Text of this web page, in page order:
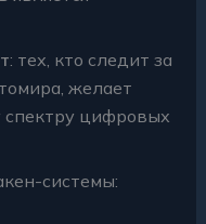
: тех, кто следит за
желает
спектру цифровых
системы: